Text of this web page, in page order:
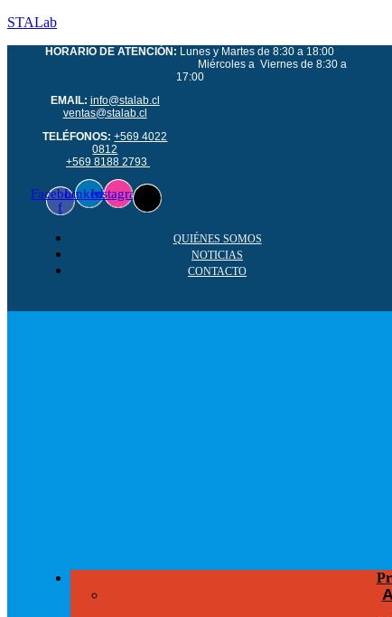
STALab
HORARIO DE ATENCIÓN: Lunes y Martes de 8:30 a 18:00
Miércoles a Viernes de 8:30 a
17:00
EMAIL: info@stalab.cl
ventas@stalab.cl
TELÉFONOS:+569 4022
0812
+569 8188 2793
Facebook-
f
LinkedinInstagram
QUIÉNES SOMOS
NOTICIAS
CONTACTO